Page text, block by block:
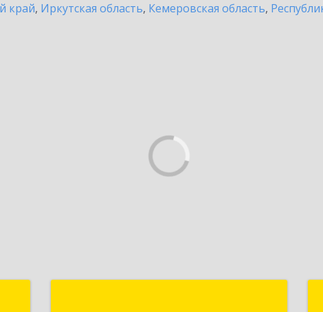
край, Иркутская область, Кемеровская область,